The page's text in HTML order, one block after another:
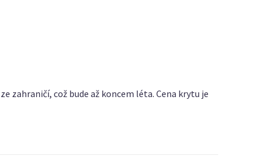
zahraničí, což bude až koncem léta. Cena krytu je